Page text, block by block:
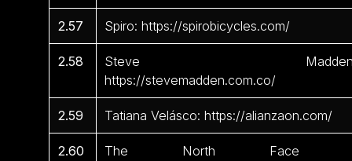
2.57 Spiro: https://spirobicycles.com/
2.58
Steve
https://stevemadden.com.co/
2.59 Tatiana Velásco: https://alianzaon.com/
2.60
The North Face